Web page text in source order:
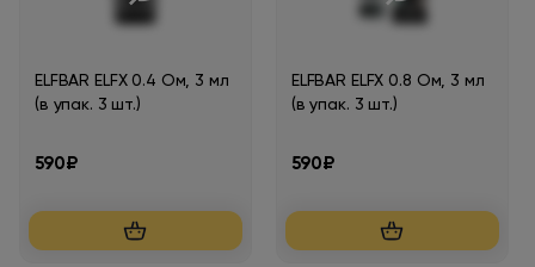
ELFBAR ELFX 0.4 Ом, 3 мл
(в упак. 3 шт.)
590₽
ELFBAR ELFX 0.8 Ом, 3 мл
(в упак. 3 шт.)
590₽